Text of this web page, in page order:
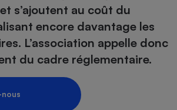
s’ajoutent au coût du
encore davantage les
L’association appelle donc
du cadre réglementaire.
nous
Complément
alimentaire
Assurance emprunteur
Petit électroménager -
Mutuelle